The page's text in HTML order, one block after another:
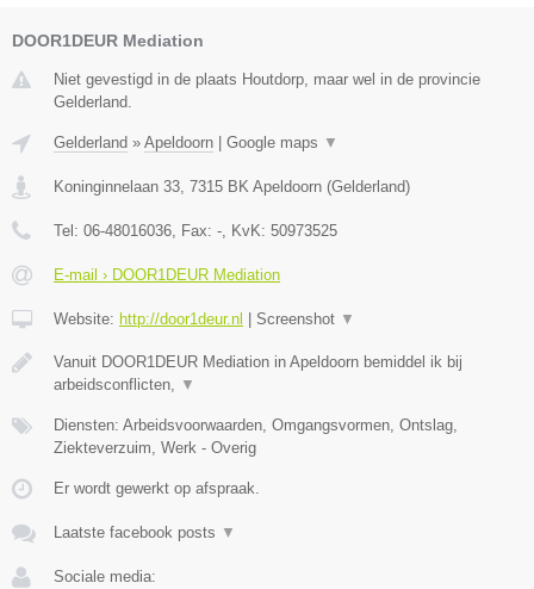
DOOR1DEUR Mediation
Niet gevestigd in de plaats Houtdorp, maar wel in de provincie
Gelderland.
Gelderland » Apeldoorn Google maps ▼
Koninginnelaan 33 7315 BK Apeldoorn (Gelderland)
Tel: 06-48016036 , Fax: - , KvK: 50973525
E-mail › DOOR1DEUR Mediation
Website: http://door1deur.nl Screenshot ▼
Vanuit DOOR1DEUR Mediation in Apeldoorn bemiddel ik bij
arbeidsconflicten,
▼
Diensten: Arbeidsvoorwaarden, Omgangsvormen, Ontslag,
Ziekteverzuim, Werk - Overig
Er wordt gewerkt op afspraak.
Laatste facebook posts ▼
Sociale media: